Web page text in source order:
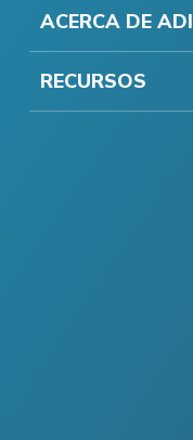
ACERCA DE ADI
RECURSOS